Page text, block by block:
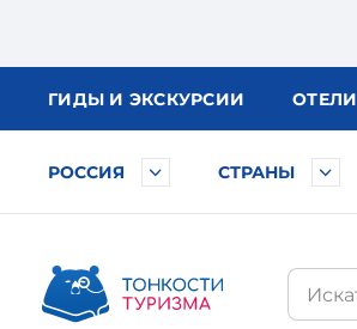
ГИДЫ И ЭКСКУРСИИ ОТЕЛИ
РОССИЯ СТРАНЫ